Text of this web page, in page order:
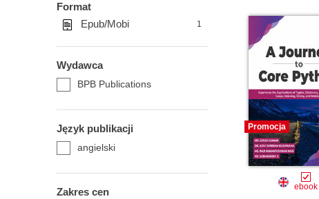
Format
Epub/Mobi
1
Wydawca
BPB Publications
Język publikacji
angielski
Zakres cen
Promocja
ebook